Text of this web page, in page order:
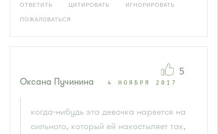
ОТВЕТИТЬ ЦИТИРОВАТЬ ИГНОРИРОВАТЬ
ПОЖАЛОВАТЬСЯ
Оксана Пучинина 4 НОЯБРЯ 2017
когда-нибудь эта девочка нарвется на
сильного, который ей накостыляет так,
5